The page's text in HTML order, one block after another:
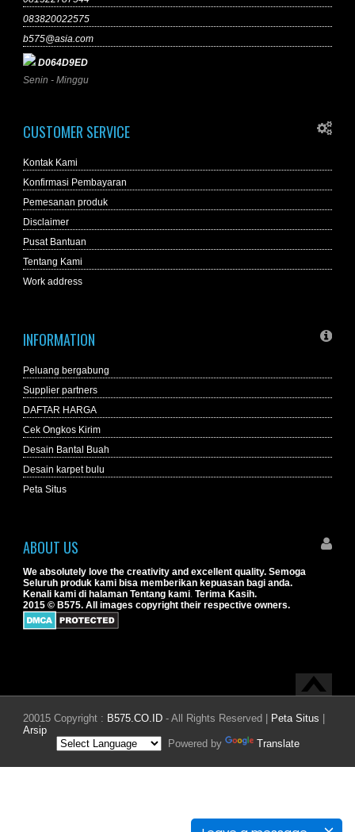
083820022575
b575@asia.com
D064D9ED
Senin - Minggu
CUSTOMER SERVICE
Kontak Kami
Konfirmasi Pembayaran
Pemesanan produk
Disclaimer
Pusat Bantuan
Tentang Kami
Work address
INFORMATION
Peluang bergabung
Supplier partners
DAFTAR HARGA
Cek Ongkos Kirim
Desain Bantal Buah
Desain karpet bulu
Peta Situs
ABOUT US
We absolutely love the creativity and excellent quality. Semoga
Seluruh produk kami bisa memberikan kepuasan bagi anda.
Kenali kami di halaman Tentang kami. Terima Kasih.
2015 © B575. All images copyright their respective owners.
20015 Copyright : B575.CO.ID - All Rights Reserved | Peta Situs
Arsip
Powered by
Translate